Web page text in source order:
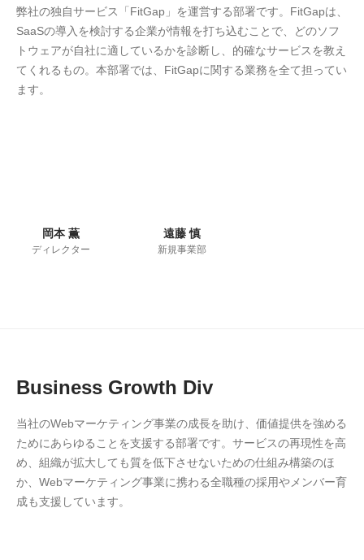
弊社の独自サービス「FitGap」を運営する部署です。FitGapは、
SaaSの導入を検討する企業が情報を打ち込むことで、どのソフ
トウェアが自社に適しているかを診断し、的確なサービスを教え
てくれるもの。本部署では、FitGapに関する業務を全て担ってい
ます。
岡本 薫
ディレクター
遠藤 慎
新規事業部
Business Growth Div
当社のWebマーケティング事業の成長を助け、価値提供を強める
ためにあらゆることを支援する部署です。サービスの再現性を高
め、組織が拡大しても質を低下させないための仕組み構築のほ
か、Webマーケティング事業に携わる全職種の採用やメンバー育
成も支援しています。